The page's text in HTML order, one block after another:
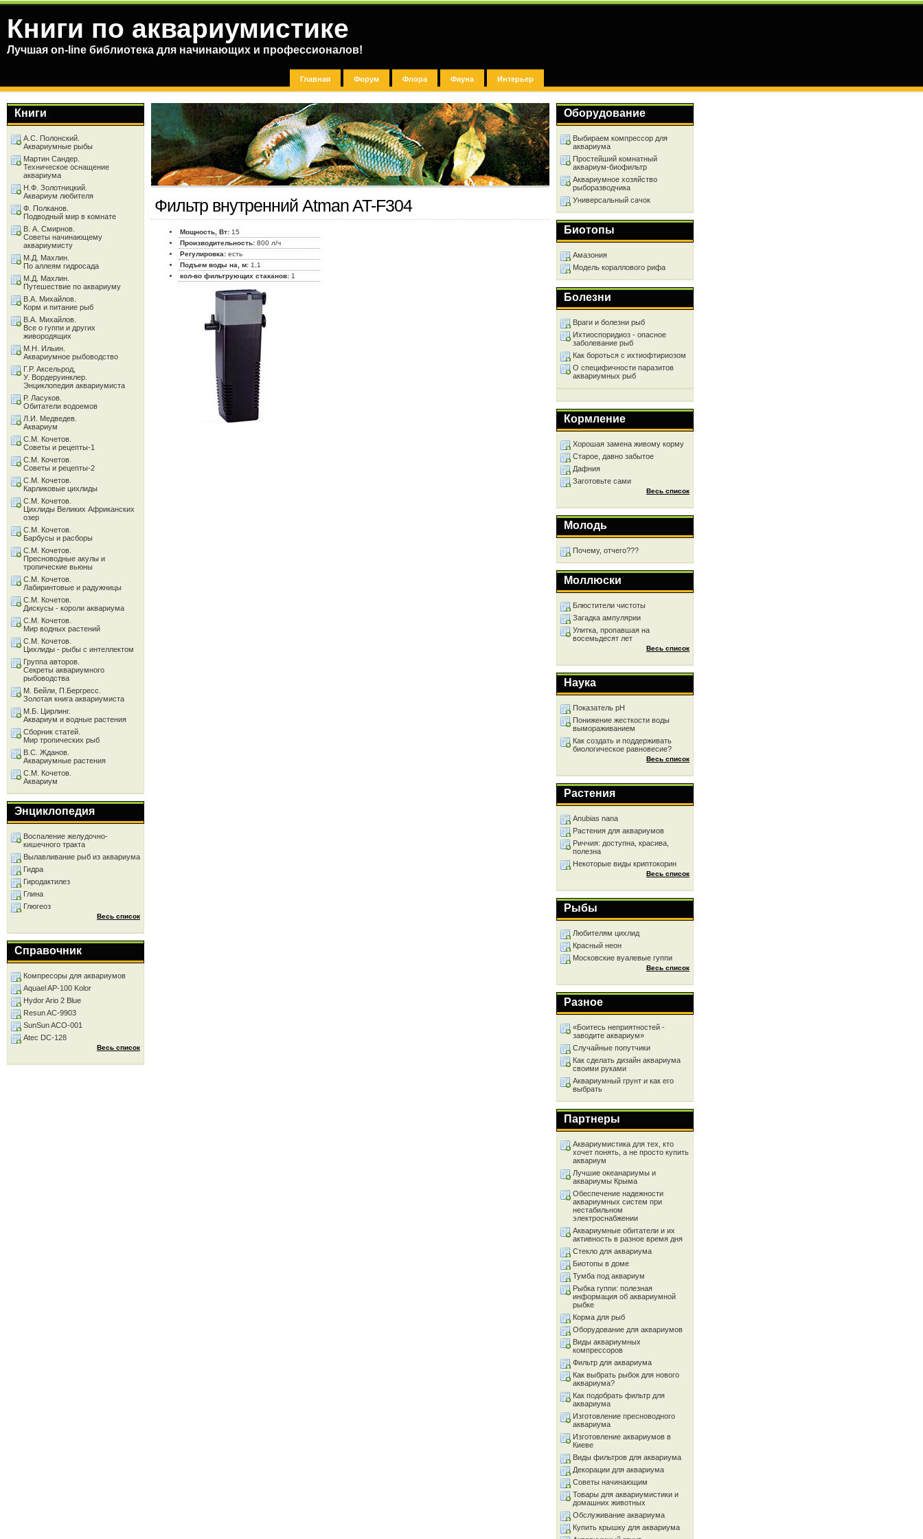
Книги по аквариумистике
Лучшая on-line библиотека для начинающих и профессионалов!
Главная Форум Флора Фауна Интерьер
Фильтр внутренний Atman AT-F304
Мощность, Вт: 15
Производительность: 800 л/ч
Регулировка: есть
Подъем воды на, м: 1,1
кол-во фильтрующих стаканов: 1
Оборудование
Выбираем компрессор для
аквариума
Простейший комнатный
аквариум-биофильтр
Аквариумное хозяйство
рыборазводчика
Универсальный сачок
Биотопы
Амазония
Модель кораллового рифа
Болезни
Враги и болезни рыб
Ихтиоспоридиоз - опасное
заболевание рыб
Как бороться с ихтиофтириозом
О специфичности паразитов
аквариумных рыб
Кормление
Хорошая замена живому корму
Старое, давно забытое
Дафния
Заготовьте сами
Весь список
Молодь
Почему, отчего???
Моллюски
Блюстители чистоты
Загадка ампулярии
Улитка, пропавшая на
восемьдесят лет
Весь список
Наука
Показатель рН
Понижение жесткоcти воды
вымораживанием
Как создать и поддерживать
биологическое равновесие?
Весь список
Растения
Anubias nana
Растения для аквариумов
Риччия: доступна, красива,
полезна
Некоторые виды криптокорин
Весь список
Рыбы
Любителям цихлид
Красный неон
Московские вуалевые гуппи
Весь список
Разное
«Боитесь неприятностей -
заводите аквариум»
Случайные попутчики
Как сделать дизайн аквариума
своими руками
Аквариумный грунт и как его
выбрать
Партнеры
Аквариумистика для тех, кто
хочет понять, а не просто купить
аквариум
Лучшие океанариумы и
аквариумы Крыма
Обеспечение надежности
аквариумных систем при
нестабильном
электроснабжении
Аквариумные обитатели и их
активность в разное время дня
Стекло для аквариума
Биотопы в доме
Тумба под аквариум
Рыбка гуппи: полезная
информация об аквариумной
рыбке
Корма для рыб
Оборудование для аквариумов
Виды аквариумных
компрессоров
Фильтр для аквариума
Как выбрать рыбок для нового
аквариума?
Как подобрать фильтр для
аквариума
Изготовление пресноводного
аквариума
Изготовление аквариумов в
Киеве
Виды фильтров для аквариума
Декорации для аквариума
Советы начинающим
Товары для аквариумистики и
домашних животных
Обслуживание аквариума
Купить крышку для аквариума
Книги
А.С. Полонский.
Аквариумные рыбы
Мартин Сандер.
Техническое оснащение
аквариума
Н.Ф. Золотницкий.
Аквариум любителя
Ф. Полканов.
Подводный мир в комнате
В. А. Смирнов.
Советы начинающему
аквариумисту
М.Д. Махлин.
По аллеям гидросада
М.Д. Махлин.
Путешествие по аквариуму
В.А. Михайлов.
Корм и питание рыб
В.А. Михайлов.
Все о гуппи и других
живородящих
М.Н. Ильин.
Аквариумное рыбоводство
Г.Р. Аксельрод,
У. Вордеруинклер.
Энциклопедия аквариумиста
Р. Ласуков.
Обитатели водоемов
Л.И. Медведев.
Аквариум
С.М. Кочетов.
Советы и рецепты-1
С.М. Кочетов.
Советы и рецепты-2
С.М. Кочетов.
Карликовые цихлиды
С.М. Кочетов.
Цихлиды Великих Африканских
озер
С.М. Кочетов.
Барбусы и расборы
С.М. Кочетов.
Пресноводные акулы и
тропические вьюны
С.М. Кочетов.
Лабиринтовые и радужницы
С.М. Кочетов.
Дискусы - короли аквариума
С.М. Кочетов.
Мир водных растений
С.М. Кочетов.
Цихлиды - рыбы с интеллектом
Группа авторов.
Секреты аквариумного
рыбоводства
М. Бейли, П.Бергресс.
Золотая книга аквариумиста
М.Б. Цирлинг.
Аквариум и водные растения
Сборник статей.
Мир тропических рыб
В.С. Жданов.
Аквариумные растения
С.М. Кочетов.
Аквариум
Энциклопедия
Воспаление желудочно-
кишечного тракта
Вылавливание рыб из аквариума
Гидра
Гиродактилез
Глина
Глюгеоз
Весь список
Справочник
Компресоры для аквариумов
Aquael AP-100 Kolor
Hydor Ario 2 Blue
Resun AC-9903
SunSun ACO-001
Atec DC-128
Весь список